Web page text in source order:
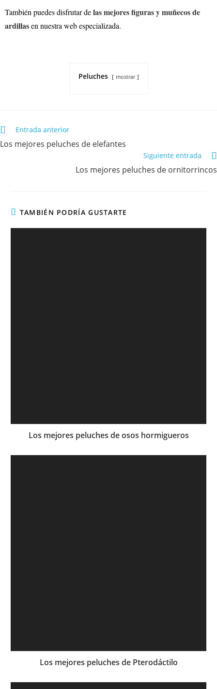
También puedes disfrutar delas mejores figuras y muñecos de
ardillasen nuestra web especializada.
Peluches mostrar
Entrada anterior
Los mejores peluches de elefantes
Siguiente entrada
Los mejores peluches de ornitorrincos
TAMBIÉN PODRÍA GUSTARTE
Los mejores peluches de osos hormigueros
Los mejores peluches de Pterodáctilo